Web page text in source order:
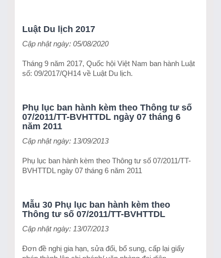
Luật Du lịch 2017
Cập nhật ngày: 05/08/2020
Tháng 9 năm 2017, Quốc hội Việt Nam ban hành Luật
số: 09/2017/QH14 về Luật Du lịch.
Phụ lục ban hành kèm theo Thông tư số
07/2011/TT-BVHTTDL ngày 07 tháng 6
năm 2011
Cập nhật ngày: 13/09/2013
Phụ lục ban hành kèm theo Thông tư số 07/2011/TT-
BVHTTDL ngày 07 tháng 6 năm 2011
Mẫu 30 Phụ lục ban hành kèm theo
Thông tư số 07/2011/TT-BVHTTDL
Cập nhật ngày: 13/07/2013
Đơn đề nghị gia hạn, sửa đổi, bổ sung, cấp lại giấy